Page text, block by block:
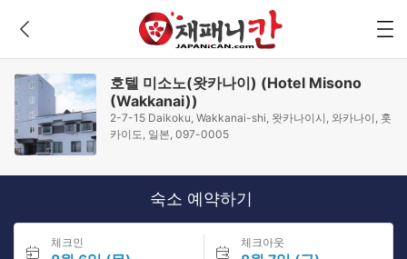
호텔 미소노(왓카나이) (Hotel Misono
(Wakkanai))
2-7-15 Daikoku, Wakkanai-shi, 왓카나이시, 와카나이, 홋
카이도, 일본, 097-0005
숙소 예약하기
체크인 체크아웃